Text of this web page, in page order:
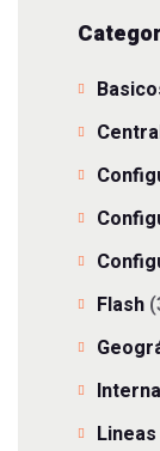
Flash